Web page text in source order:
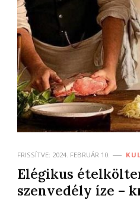
FRISSÍTVE: 2024. FEBRUÁR 10.
Elégikus
szenvedély íze –